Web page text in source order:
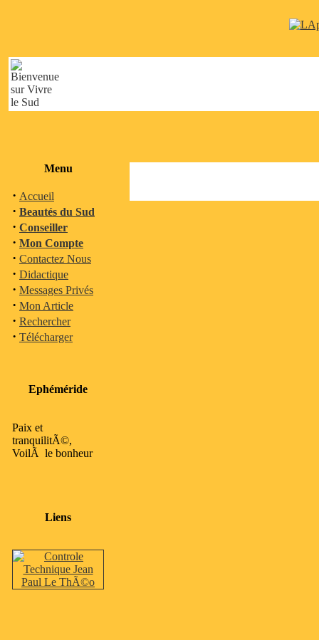
Menu
· Accueil
· Beautés du Sud
· Conseiller
· Mon Compte
· Contactez Nous
· Didactique
· Messages Privés
· Mon Article
· Rechercher
· Télécharger
Ephéméride
Paix et
tranquilitÃ©,
VoilÃ le bonheur
Liens